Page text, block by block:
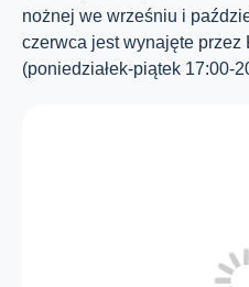
nożnej we wrześniu i
czerwca jest wynajęte
(poniedziałek-piątek 17:00-